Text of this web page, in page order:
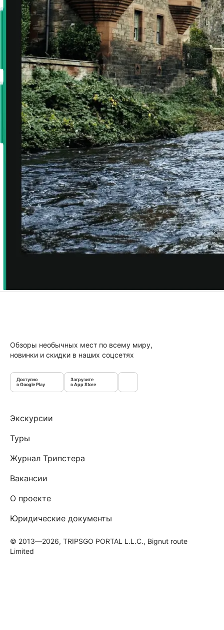
Обзоры необычных мест по всему миру,
новинки и скидки в наших соцсетях
Доступно
в Google Play
Загрузите
в App Store
Экскурсии
Туры
Журнал Трипстера
Вакансии
О проекте
Юридические документы
© 2013—2026, TRIPSGO PORTAL L.L.C., Bignut route
Limited